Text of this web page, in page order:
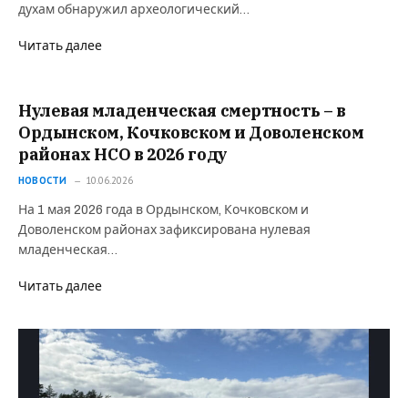
духам обнаружил археологический…
Читать далее
Нулевая младенческая смертность – в
Ордынском, Кочковском и Доволенском
районах НСО в 2026 году
НОВОСТИ 10.06.2026
На 1 мая 2026 года в Ордынском, Кочковском и
Доволенском районах зафиксирована нулевая
младенческая…
Читать далее